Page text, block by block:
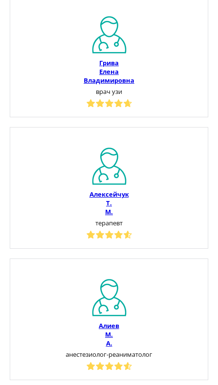
Грива
Елена
Владимировна
врач узи
Алексейчук
Т.
М.
терапевт
Алиев
М.
А.
анестезиолог-реаниматолог